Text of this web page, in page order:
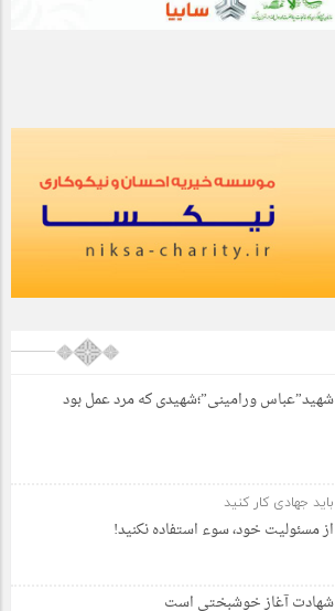
شهید”عباس ورامینی”؛شهیدی که مرد عمل بود
باید جهادی کار کنید
از مسئولیت خود، سوء استفاده نکنید!
شهادت آغاز خوشبختی است